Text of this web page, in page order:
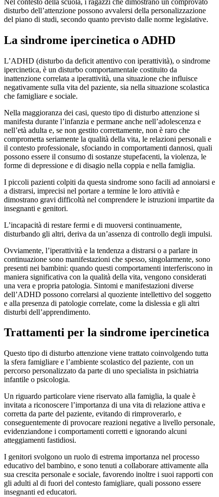
disturbo dell’attenzione possono avvalersi della personalizzazione
del piano di studi, secondo quanto previsto dalle norme legislative.
La sindrome ipercinetica o ADHD
L’ADHD (disturbo da deficit attentivo con iperattività), o sindrome
ipercinetica, è un disturbo comportamentale costituito da
inattenzione correlata a iperattività, una situazione che influisce
negativamente sulla vita del paziente, sia nella situazione scolastica
che famigliare e sociale.
Nella maggioranza dei casi, questo tipo di disturbo attenzione si
manifesta durante l’infanzia e permane anche nell’adolescenza e
nell’età adulta e, se non gestito correttamente, non è raro che
comprometta seriamente la qualità della vita, le relazioni personali e
il contesto professionale, sfociando in comportamenti dannosi, quali
possono essere il consumo di sostanze stupefacenti, la violenza, le
forme di depressione e di disagio nella coppia e nella famiglia.
I piccoli pazienti colpiti da questa sindrome sono facili ad annoiarsi e
a distrarsi, imprecisi nel portare a termine le loro attività e
dimostrano gravi difficoltà nel comprendere le istruzioni impartite da
insegnanti e genitori.
L’incapacità di restare fermi e di muoversi continuamente,
disturbando gli altri, deriva da un’assenza di controllo degli impulsi.
Ovviamente, l’iperattività e la tendenza a distrarsi o a parlare in
continuazione sono manifestazioni che spesso, singolarmente, sono
presenti nei bambini: quando questi comportamenti interferiscono in
maniera significativa con la qualità della vita, vengono considerati
una vera e propria patologia. Sintomi e manifestazioni diverse
dell’ADHD possono correlarsi al quoziente intellettivo del soggetto
e alla presenza di patologie correlate, come la dislessia e gli altri
disturbi dell’apprendimento.
Trattamenti per la sindrome ipercinetica
Questo tipo di disturbo attenzione viene trattato coinvolgendo tutta
la sfera famigliare e l’ambiente scolastico del paziente, con un
percorso personalizzato da parte di uno specialista in psichiatria
infantile o psicologia.
Un riguardo particolare viene riservato alla famiglia, la quale è
invitata a riconoscere l’importanza di una vita di relazione attiva e
corretta da parte del paziente, evitando di rimproverarlo, e
conseguentemente di provocare reazioni negative a livello personale,
evidenziandone i comportamenti corretti e ignorando alcuni
atteggiamenti fastidiosi.
I genitori svolgono un ruolo di estrema importanza nel processo
educativo del bambino, e sono tenuti a collaborare attivamente alla
sua crescita personale e sociale, favorendo inoltre i suoi rapporti con
gli adulti al di fuori del contesto famigliare, quali possono essere
insegnanti ed educatori.